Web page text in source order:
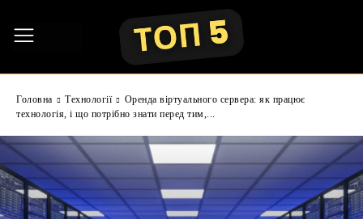
Головна Технології
Оренда віртуального сервера: як працює
технологія, і що потрібно знати перед тим,...